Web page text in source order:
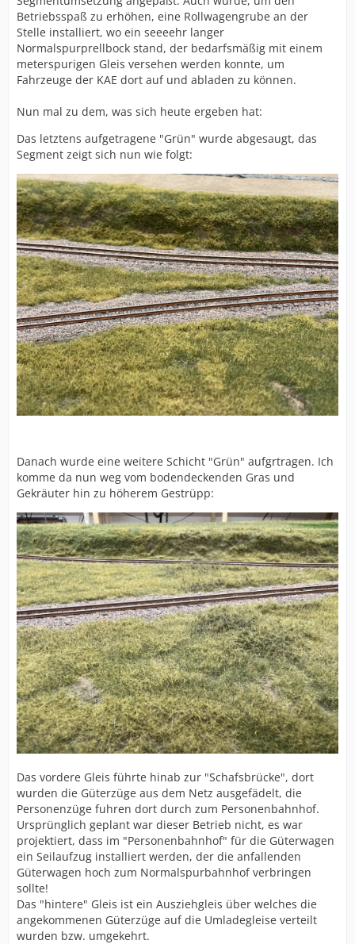
Betriebsspaß zu erhöhen, eine Rollwagengrube an der
Stelle installiert, wo ein seeeehr langer
Normalspurprellbock stand, der bedarfsmäßig mit einem
meterspurigen Gleis versehen werden konnte, um
Fahrzeuge der KAE dort auf und abladen zu können.
Nun mal zu dem, was sich heute ergeben hat:
Das letztens aufgetragene "Grün" wurde abgesaugt, das
Segment zeigt sich nun wie folgt:
Danach wurde eine weitere Schicht "Grün" aufgrtragen. Ich
komme da nun weg vom bodendeckenden Gras und
Gekräuter hin zu höherem Gestrüpp:
Das vordere Gleis führte hinab zur "Schafsbrücke", dort
wurden die Güterzüge aus dem Netz ausgefädelt, die
Personenzüge fuhren dort durch zum Personenbahnhof.
Ursprünglich geplant war dieser Betrieb nicht, es war
projektiert, dass im "Personenbahnhof" für die Güterwagen
ein Seilaufzug installiert werden, der die anfallenden
Güterwagen hoch zum Normalspurbahnhof verbringen
sollte!
Das "hintere" Gleis ist ein Ausziehgleis über welches die
angekommenen Güterzüge auf die Umladegleise verteilt
wurden bzw. umgekehrt.